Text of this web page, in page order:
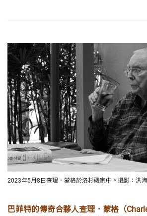
2023年5月8日查理．蒙格於洛杉磯家中。攝影：洪海
巴菲特的傳奇合夥人查理．蒙格（